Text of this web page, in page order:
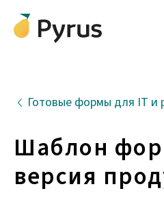
Готовые формы для IT и
Шаблон
версия